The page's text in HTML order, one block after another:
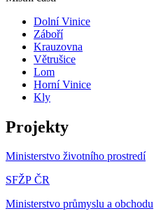
Dolní Vinice
Záboří
Krauzovna
Větrušice
Lom
Horní Vinice
Kly
Projekty
Ministerstvo životního prostredí
SFŽP ČR
Ministerstvo průmyslu a obchodu